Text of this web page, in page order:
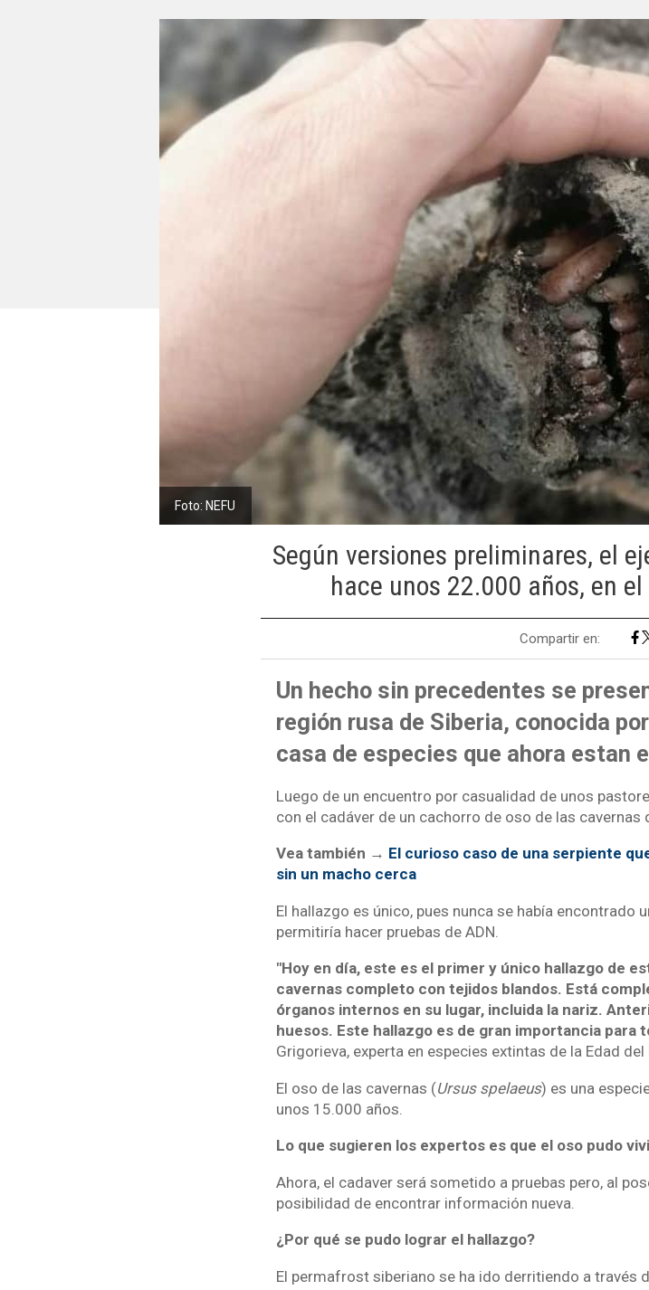
Foto: NEFU
Según versiones preliminares, el
hace unos 22.000 años, en
Compartir en:
Un hecho sin precedentes se
región rusa de Siberia, conocida
casa de especies que ahora estan
Luego de un encuentro por casualidad de unos
con el cadáver de un cachorro de oso de las cavernas
Vea también → El curioso caso de una serpiente
sin un macho cerca
El hallazgo es único, pues nunca se había encontrado
permitiría hacer pruebas de ADN.
"Hoy en día, este es el primer y único hallazgo de
cavernas completo con tejidos blandos. Está
órganos internos en su lugar, incluida la nariz.
huesos. Este hallazgo es de gran importancia para
Grigorieva, experta en especies extintas de la Edad del
El oso de las cavernas (Ursus spelaeus) es una
unos 15.000 años.
Lo que sugieren los expertos es que el oso pudo
Ahora, el cadaver será sometido a pruebas pero, al
posibilidad de encontrar información nueva.
¿Por qué se pudo lograr el hallazgo?
El permafrost siberiano se ha ido derritiendo a través